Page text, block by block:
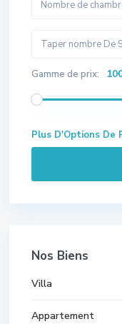
Gamme de prix:
Plus D'Options De
Nos Biens
Villa
Appartement